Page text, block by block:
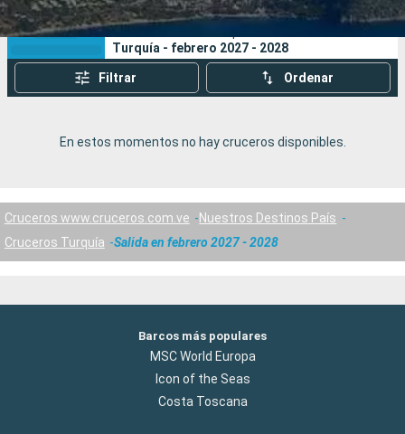
Puertos Compañías
Buscar
Sus criterios de búsqueda:
Turquía - febrero 2027 - 2028
Filtrar Ordenar
En estos momentos no hay cruceros disponibles.
Cruceros www.cruceros.com.ve
Nuestros Destinos País
Cruceros Turquía
Salida en febrero 2027 - 2028
Barcos más populares
MSC World Europa
Icon of the Seas
Costa Toscana